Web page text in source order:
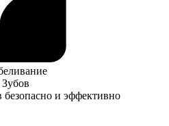
Зубов
безопасно и эффективно